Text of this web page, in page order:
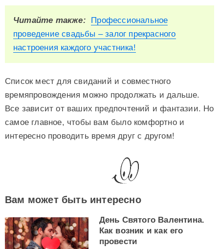
Читайте также:
Профессиональное
проведение свадьбы – залог прекрасного
настроения каждого участника!
Список мест для свиданий и совместного
времяпровождения можно продолжать и дальше.
Все зависит от ваших предпочтений и фантазии. Но
самое главное, чтобы вам было комфортно и
интересно проводить время друг с другом!
Вам может быть интересно
День Святого Валентина.
Как возник и как его
провести